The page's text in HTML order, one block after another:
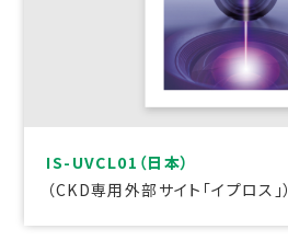
IS-UVCL01（日本）
（CKD専用外部サイト「イプロス」）